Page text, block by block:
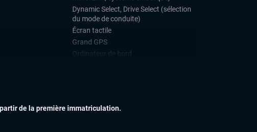
Dynamic Select, Drive Select (sélection
du mode de conduite)
Écran tactile
Grand GPS
Ordinateur de bord
de la première immatriculation.